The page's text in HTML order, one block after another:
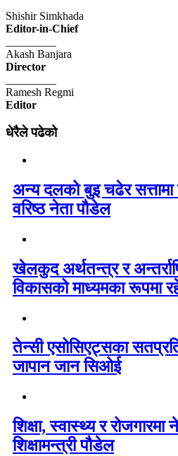
Shishir Simkhada
Editor-in-Chief
Akash Banjara
Director
Ramesh Regmi
Editor
धेरैले पढेको
अन्य दलको बुइ चढेर
वरिष्ठ नेता पौडेल
खेलकुद अर्थतन्त्र र
विकासको माध्यमका रूपमा
तेन्सी एसोसिएट्सका
जापान जान सिओई
शिक्षा, स्वास्थ्य र
शिक्षामन्त्री पौडेल